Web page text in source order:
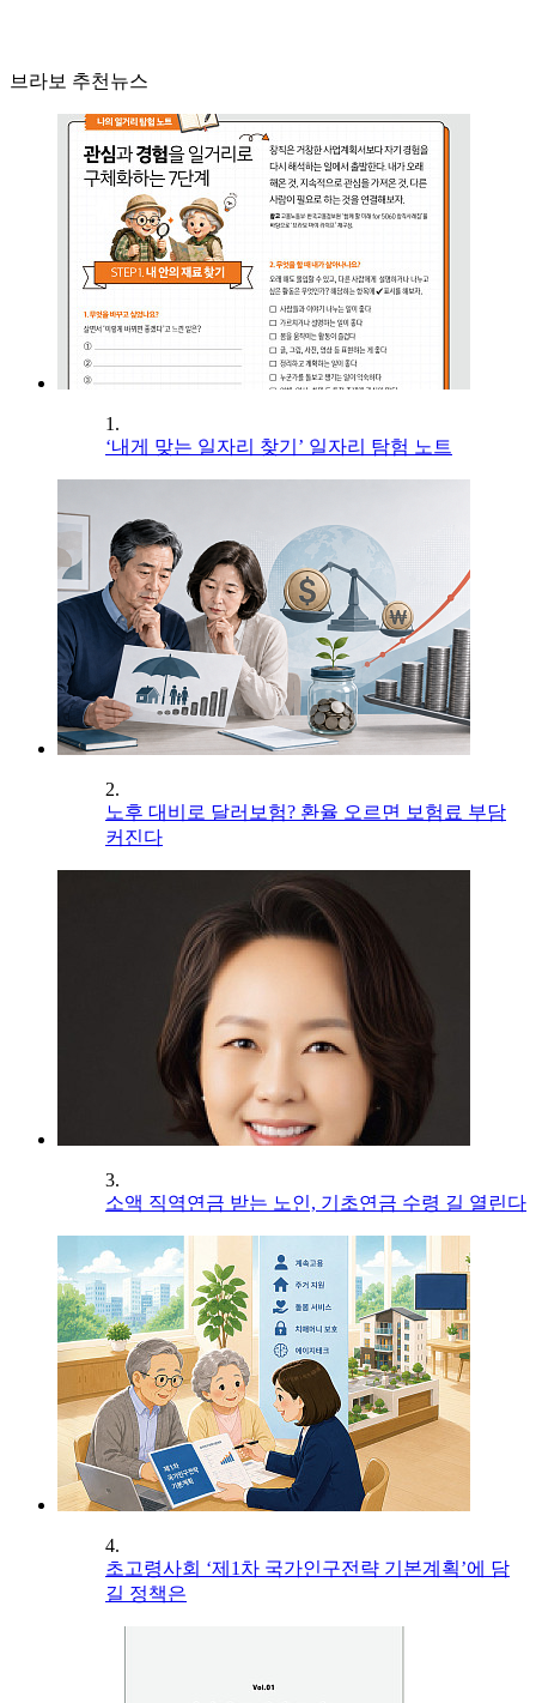
브라보 추천뉴스
1.
‘내게 맞는 일자리 찾기’ 일자리 탐험 노트
2.
노후 대비로 달러보험? 환율 오르면 보험료 부담
커진다
3.
소액 직역연금 받는 노인, 기초연금 수령 길 열린다
4.
초고령사회 ‘제1차 국가인구전략 기본계획’에 담
길 정책은